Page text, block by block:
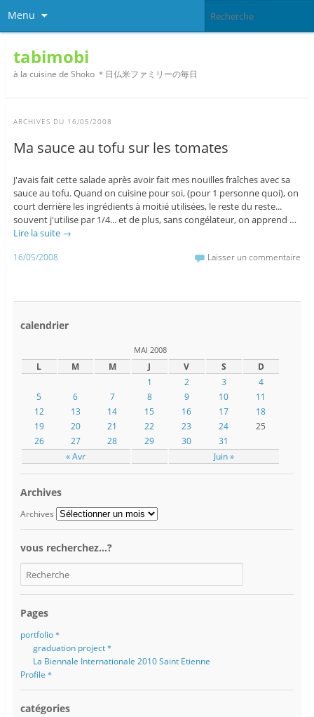
Menu
tabimobi
à la cuisine de Shoko ＊日仏米ファミリーの毎日
ARCHIVES DU 16/05/2008
Ma sauce au tofu sur les tomates
J'avais fait cette salade après avoir fait mes nouilles fraîches avec sa
sauce au tofu. Quand on cuisine pour soi, (pour 1 personne quoi), on
court derrière les ingrédients à moitié utilisées, le reste du reste...
souvent j'utilise par 1/4... et de plus, sans congélateur, on apprend …
Lire la suite →
16/05/2008 Laisser un commentaire
calendrier
MAI 2008
L M M J V S D
« Avr Juin »
1 2 3
4
5
6 7 8 9 10
11
12
13 14 15 16 17
18
19
20 21 22 23 24
25
26
27 28 29 30 31
Archives
Archives
vous recherchez…?
Pages
portfolio＊
graduation project＊
La Biennale Internationale 2010 Saint Etienne
Profile＊
catégories